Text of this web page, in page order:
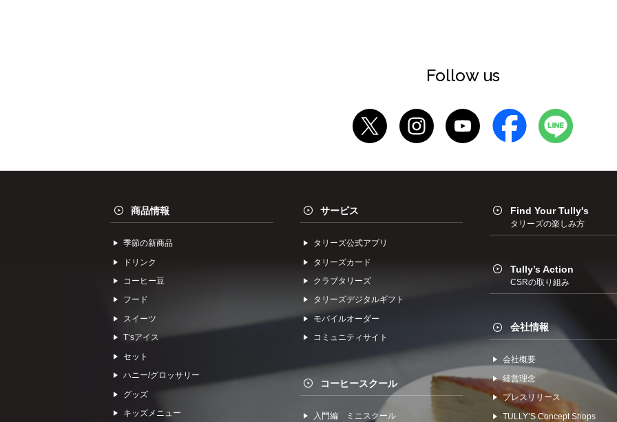
Follow us
商品情報
季節の新商品
ドリンク
コーヒー⾖
フード
スイーツ
Tʼsアイス
セット
ハニー/グロッサリー
グッズ
キッズメニュー
サービス
タリーズ公式アプリ
タリーズカード
クラブタリーズ
タリーズデジタルギフト
モバイルオーダー
コミュニティサイト
コーヒースクール
入門編 ミニスクール
Find Your Tully's
タリーズの楽しみ方
Tully’s Action
CSRの取り組み
会社情報
会社概要
経営理念
プレスリリース
TULLYʼS Concept Shops